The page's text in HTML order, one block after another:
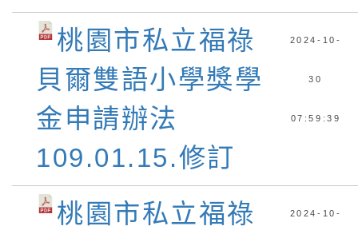
桃園市私立福祿
貝爾雙語小學獎學
金申請辦法
109.01.15.修訂
2024-10-
30
07:59:39
桃園市私立福祿 2024-10-